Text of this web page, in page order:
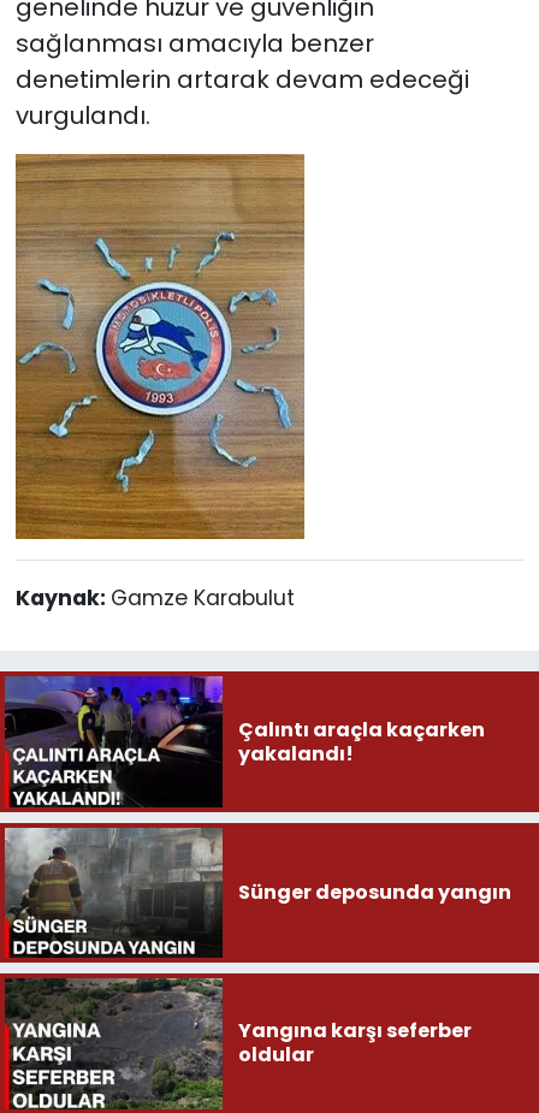
genelinde huzur ve güvenliğin
sağlanması amacıyla benzer
denetimlerin artarak devam edeceği
vurgulandı.
Kaynak: Gamze Karabulut
Çalıntı araçla kaçarken
yakalandı!
Sünger deposunda yangın
Yangına karşı seferber
oldular